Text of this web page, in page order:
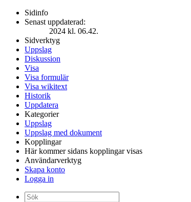
Sidinfo
Senast uppdaterad:
2024 kl. 06.42.
Sidverktyg
Uppslag
Diskussion
Visa
Visa formulär
Visa wikitext
Historik
Uppdatera
Kategorier
Uppslag
Uppslag med dokument
Kopplingar
Här kommer sidans kopplingar visas
Användarverktyg
Skapa konto
Logga in